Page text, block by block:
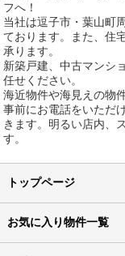
フへ！
当社は逗子市・葉山町
ております。また、住
承ります。
新築戸建、中古マンシ
任せください。
海近物件や海見えの物
事前にお電話をいただ
きます。明るい店内、
す。
トップページ
お気に入り物件一覧